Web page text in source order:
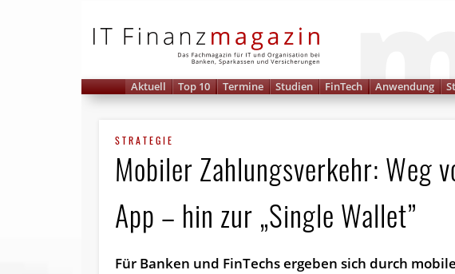
Aktuell Top 10 Termine Studien FinTech Anwendung
STRATEGIE
Mobiler Zahlungsverkehr: Weg
App – hin zur „Single Wallet”
Für Banken und FinTechs ergeben sich durch mobile